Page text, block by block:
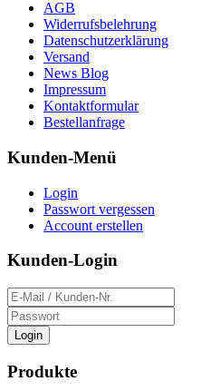
AGB
Widerrufsbelehrung
Datenschutzerklärung
Versand
News Blog
Impressum
Kontaktformular
Bestellanfrage
Kunden-Menü
Login
Passwort vergessen
Account erstellen
Kunden-Login
Login
Produkte